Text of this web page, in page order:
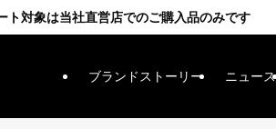
ト対象は当社直営店でのご購入品のみです
ブランドストーリー ニュース